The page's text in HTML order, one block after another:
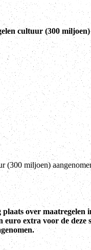
cultuur (300
(300 miljoen)
over maatregelen
extra voor de deze